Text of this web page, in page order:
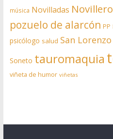
música Novilladas
pozuelo de alarcón PP
psicólogo salud San
Soneto tauromaquia
viñeta de humor viñetas